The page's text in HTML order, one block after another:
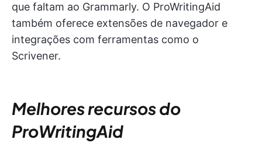
que faltam ao Grammarly. O ProWritingAid
também oferece extensões de navegador e
integrações com ferramentas como o
Scrivener.
Melhores recursos do
ProWritingAid